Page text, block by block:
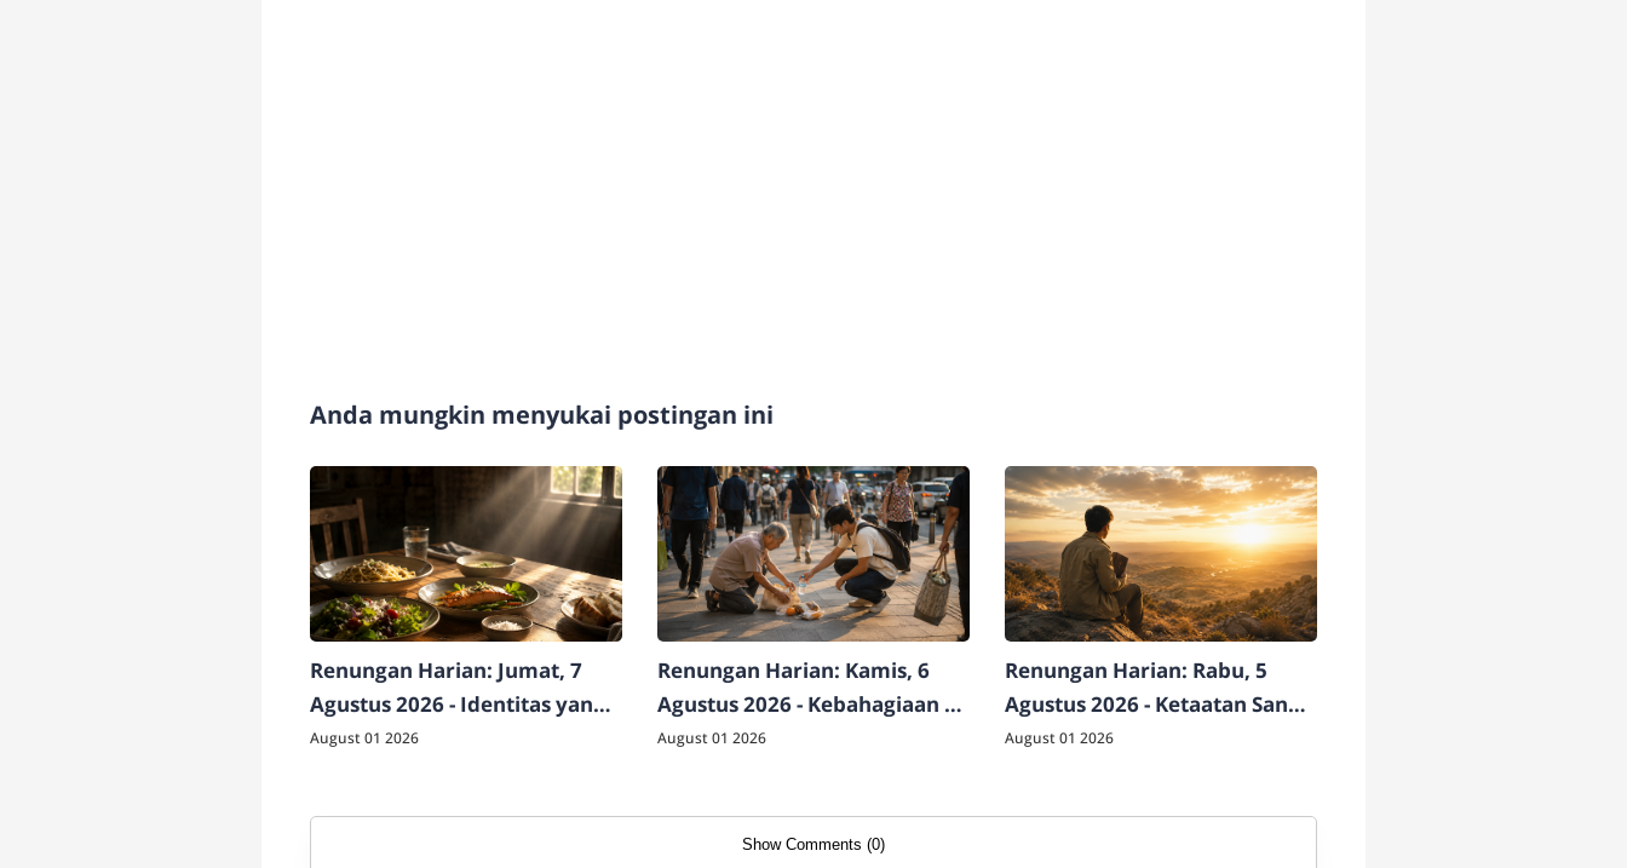
Anda mungkin menyukai postingan ini
Renungan Harian: Jumat, 7
Agustus 2026 - Identitas yang
Berdampak
August 01 2026
Renungan Harian: Kamis, 6
Agustus 2026 - Kebahagiaan di
Luar Logika Dunia
August 01 2026
Renungan Harian: Rabu, 5
Agustus 2026 - Ketaatan Sang
Raja Sejati
August 01 2026
Show Comments (0)